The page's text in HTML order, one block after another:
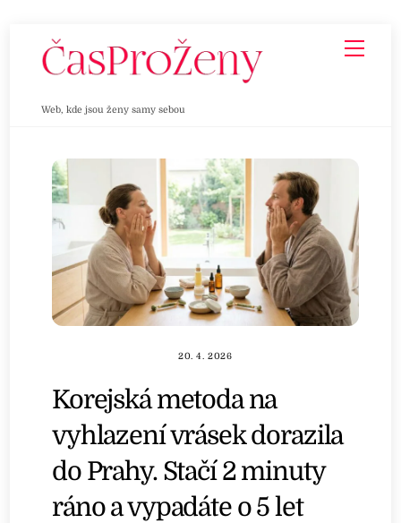
Web, kde jsou ženy samy sebou
20. 4. 2026
Korejská metoda na
vyhlazení vrásek dorazila
do Prahy. Stačí 2 minuty
ráno a vypadáte o 5 let